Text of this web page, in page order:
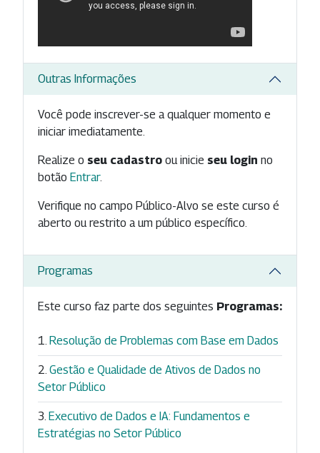
Outras Informações
Você pode inscrever-se a qualquer momento e
iniciar imediatamente.
Realize o seu cadastro ou inicie seu login no
botão Entrar.
Verifique no campo Público-Alvo se este curso é
aberto ou restrito a um público específico.
Programas
Este curso faz parte dos seguintes Programas:
Resolução de Problemas com Base em Dados
Gestão e Qualidade de Ativos de Dados no
Setor Público
Executivo de Dados e IA: Fundamentos e
Estratégias no Setor Público